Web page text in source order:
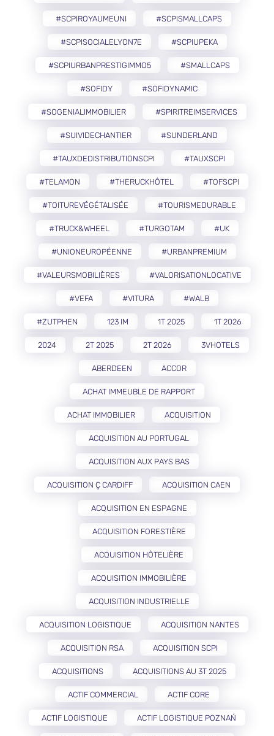
#SCPIROYAUMEUNI #SCPISMALLCAPS
#SCPISOCIALELYON7E #SCPIUPEKA
#SCPIURBANPRESTIGIMMO5 #SMALLCAPS
#SOFIDY #SOFIDYNAMIC
#SOGENIALIMMOBILIER #SPIRITREIMSERVICES
#SUIVIDECHANTIER #SUNDERLAND
#TAUXDEDISTRIBUTIONSCPI #TAUXSCPI
#TELAMON #THERUCKHÔTEL #TOFSCPI
#TOITUREVÉGÉTALISÉE #TOURISMEDURABLE
#TRUCK&WHEEL #TURGOTAM #UK
#UNIONEUROPÉENNE #URBANPREMIUM
#VALEURSMOBILIÈRES #VALORISATIONLOCATIVE
#VEFA #VITURA #WALB
#ZUTPHEN 123 IM 1T 2025 1T 2026
2024 2T 2025 2T 2026 3VHOTELS
ABERDEEN ACCOR
ACHAT IMMEUBLE DE RAPPORT
ACHAT IMMOBILIER ACQUISITION
ACQUISITION AU PORTUGAL
ACQUISITION AUX PAYS BAS
ACQUISITION Ç CARDIFF ACQUISITION CAEN
ACQUISITION EN ESPAGNE
ACQUISITION FORESTIÈRE
ACQUISITION HÔTELIÈRE
ACQUISITION IMMOBILIÈRE
ACQUISITION INDUSTRIELLE
ACQUISITION LOGISTIQUE ACQUISITION NANTES
ACQUISITION RSA ACQUISITION SCPI
ACQUISITIONS ACQUISITIONS AU 3T 2025
ACTIF COMMERCIAL ACTIF CORE
ACTIF LOGISTIQUE ACTIF LOGISTIQUE POZNAŃ